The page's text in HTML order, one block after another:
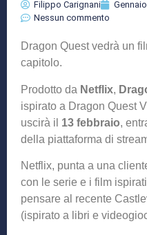
Filippo Carignani
Nessun commento
Dragon Quest vedrà un
capitolo.
Prodotto da Netflix,
ispirato a Dragon Quest
uscirà il 13 febbraio,
della piattaforma di
Netflix, punta a una
con le serie e i film
pensare al recente
(ispirato a libri e